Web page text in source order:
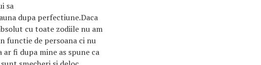
sa
dupa perfectiune.Daca
cu toate zodiile nu am
functie de persoana ci nu
fi dupa mine as spune ca